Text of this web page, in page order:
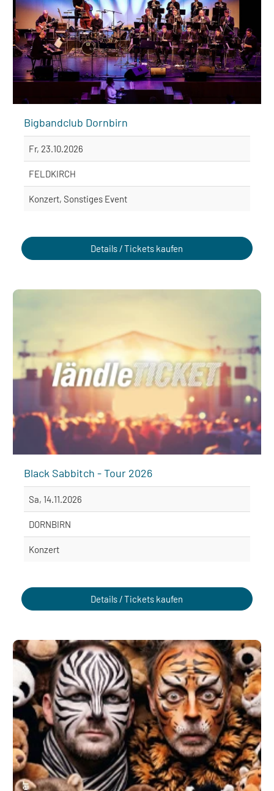
Bigbandclub Dornbirn
Fr, 23.10.2026
FELDKIRCH
Konzert, Sonstiges Event
Details / Tickets kaufen
Black Sabbitch - Tour 2026
Sa, 14.11.2026
DORNBIRN
Konzert
Details / Tickets kaufen